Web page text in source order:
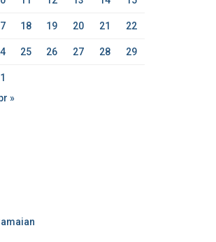
18 19 20 21 22
25 26 27 28 29
»